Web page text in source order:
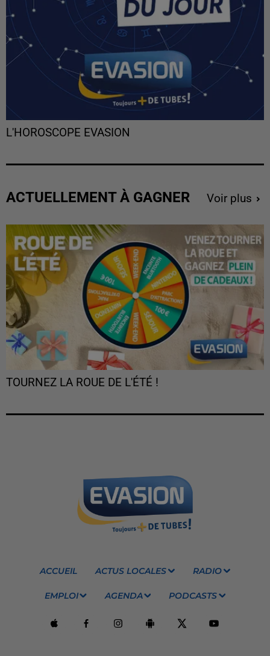
L'HOROSCOPE EVASION
ACTUELLEMENT À GAGNER Voir plus
TOURNEZ LA ROUE DE L'ÉTÉ !
ACCUEIL ACTUS LOCALES RADIO
EMPLOI AGENDA PODCASTS